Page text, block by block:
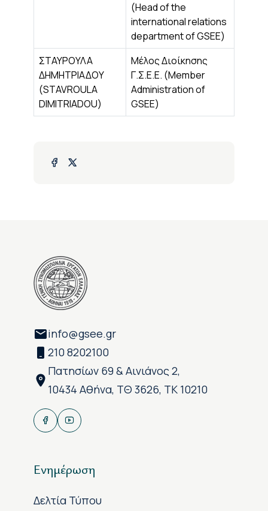
(Head of the
international relations
department of GSEE)
ΣΤΑΥΡΟΥΛΑ
ΔΗΜΗΤΡΙΑΔΟΥ
(STAVROULA
DIMITRIADOU)
Μέλος Διοίκησης
Γ.Σ.Ε.Ε. (Member
Administration of
GSEE)
info@gsee.gr
210 8202100
Πατησίων 69 & Αινιάνος 2,
10434 Αθήνα, ΤΘ 3626, ΤΚ 10210
Ενημέρωση
Δελτία Τύπου